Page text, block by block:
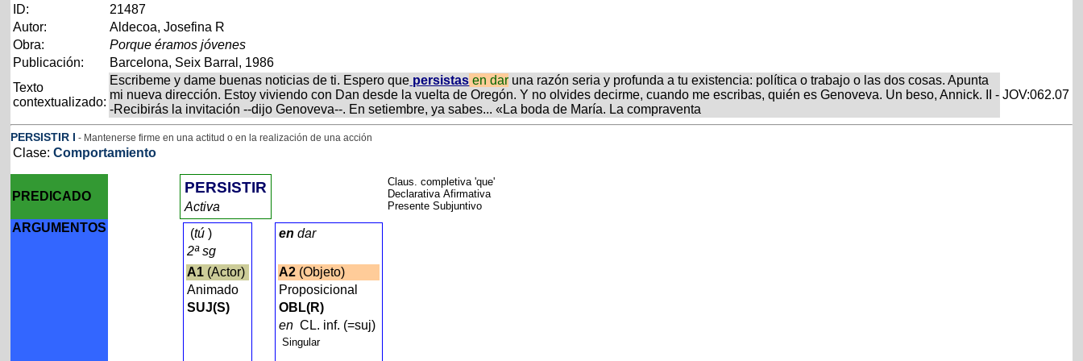
ID:
21487
Autor:
Aldecoa, Josefina R
Obra:
Porque éramos jóvenes
Publicación:
Barcelona, Seix Barral, 1986
Texto
contextualizado:
Escribeme y dame buenas noticias de ti. Espero que persistas en dar una razón seria y profunda a tu existencia: política o trabajo o las dos cosas. Apunta
mi nueva dirección. Estoy viviendo con Dan desde la vuelta de Oregón. Y no olvides decirme, cuando me escribas, quién es Genoveva. Un beso, Annick. II -
-Recibirás la invitación --dijo Genoveva--. En setiembre, ya sabes... «La boda de María. La compraventa
JOV:062.07
PERSISTIR I - Mantenerse firme en una actitud o en la realización de una acción
Clase:Comportamiento
PREDICADO
PERSISTIR
Activa
Claus. completiva 'que'
Declarativa Afirmativa
Presente Subjuntivo
ARGUMENTOS (tú )
2ª sg
A1 (Actor)
Animado
SUJ(S)
en dar
A2 (Objeto)
Proposicional
OBL(R)
enCL. inf. (=suj)
Singular